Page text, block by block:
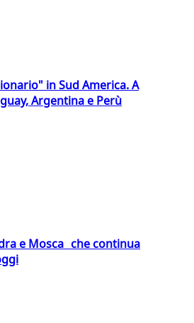
in Sud America. A
Argentina e Perù
e Mosca che continua